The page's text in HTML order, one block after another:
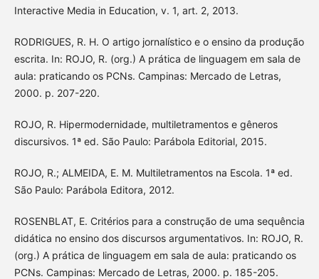
Interactive Media in Education, v. 1, art. 2, 2013.
RODRIGUES, R. H. O artigo jornalístico e o ensino da produção
escrita. In: ROJO, R. (org.) A prática de linguagem em sala de
aula: praticando os PCNs. Campinas: Mercado de Letras,
2000. p. 207-220.
ROJO, R. Hipermodernidade, multiletramentos e gêneros
discursivos. 1ª ed. São Paulo: Parábola Editorial, 2015.
ROJO, R.; ALMEIDA, E. M. Multiletramentos na Escola. 1ª ed.
São Paulo: Parábola Editora, 2012.
ROSENBLAT, E. Critérios para a construção de uma sequência
didática no ensino dos discursos argumentativos. In: ROJO, R.
(org.) A prática de linguagem em sala de aula: praticando os
PCNs. Campinas: Mercado de Letras, 2000. p. 185-205.